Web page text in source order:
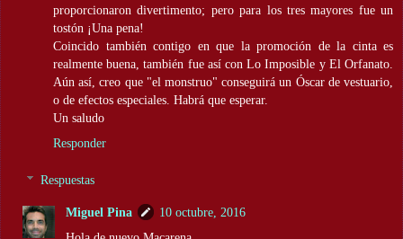
proporcionaron divertimento; pero para los tres mayores fue un
tostón ¡Una pena!
Coincido también contigo en que la promoción de la cinta es
realmente buena, también fue así con Lo Imposible y El Orfanato.
Aún así, creo que "el monstruo" conseguirá un Óscar de vestuario,
o de efectos especiales. Habrá que esperar.
Un saludo
Responder
Respuestas
Miguel Pina
10 octubre, 2016